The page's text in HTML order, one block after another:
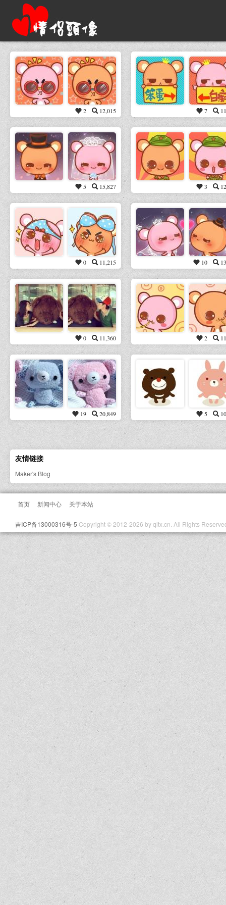
12,015
2 7
15,827
5 3
11,215
0 10
11,360
0 2
20,849
19 5
友情链接
Maker's Blog
首页 新闻中心 关于本站
吉ICP备13000316号-5 Copyright © 2012-2026 by qltx.cn. All Rights